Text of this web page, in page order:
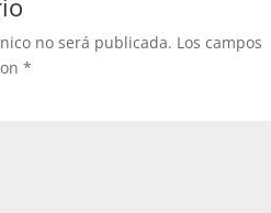
no será publicada. Los campos
*